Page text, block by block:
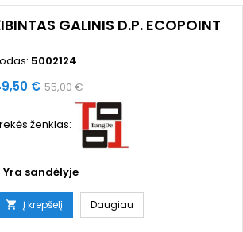
GALINIS D.P. ECOPOINT
5002124
€ Bazinė
55,00 €
ženklas:
Yra sandėlyje
 Į krepšelį Daugiau